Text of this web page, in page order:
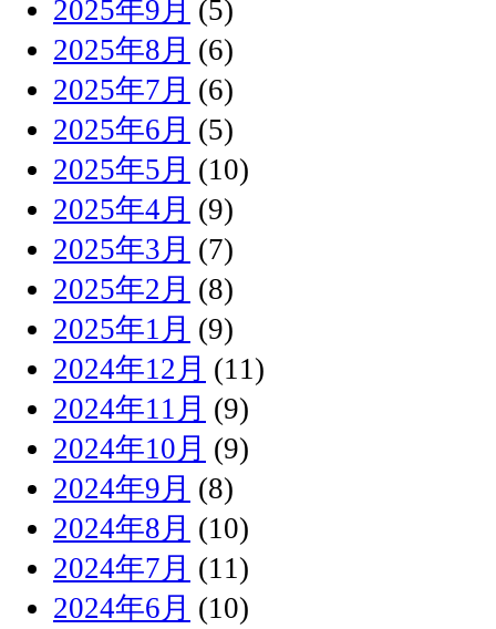
2025年9月 (5)
2025年8月 (6)
2025年7月 (6)
2025年6月 (5)
2025年5月 (10)
2025年4月 (9)
2025年3月 (7)
2025年2月 (8)
2025年1月 (9)
2024年12月 (11)
2024年11月 (9)
2024年10月 (9)
2024年9月 (8)
2024年8月 (10)
2024年7月 (11)
2024年6月 (10)